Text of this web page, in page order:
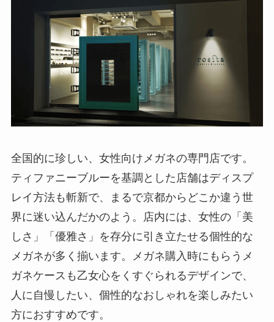
全国的に珍しい、女性向けメガネの専門店です。
ティファニーブルーを基調とした店舗はディスプ
レイ方法も斬新で、まるで京都からどこか違う世
界に迷い込んだかのよう。店内には、女性の「美
しさ」「優雅さ」を存分に引き立たせる個性的な
メガネが多く揃います。メガネ購入時にもらうメ
ガネケースも乙女心をくすぐられるデザインで、
人に自慢したい、個性的なおしゃれを楽しみたい
方におすすめです。